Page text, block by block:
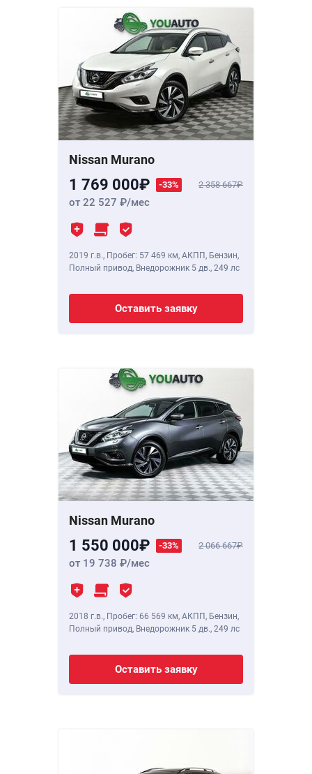
Nissan Murano
1 769 000 -33% 2 358 667
от 22 527 /мес
2019 г.в., Пробег: 57 469 км, АКПП, Бензин,
Полный привод, Внедорожник 5 дв., 249 лс
Оставить заявку
Nissan Murano
1 550 000 -33% 2 066 667
от 19 738 /мес
2018 г.в., Пробег: 66 569 км, АКПП, Бензин,
Полный привод, Внедорожник 5 дв., 249 лс
Оставить заявку